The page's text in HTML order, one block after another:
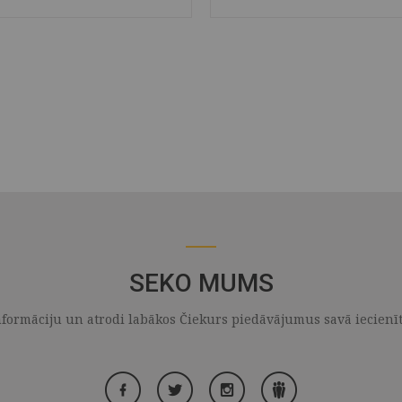
SEKO MUMS
un atrodi labākos Čiekurs piedāvājumus savā